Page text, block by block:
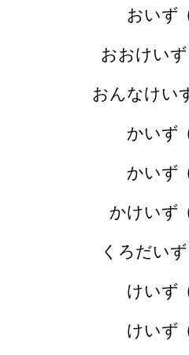
おいず
おおけいず
おんなけい
かいず
かいず
かけいず
くろだいず
けいず
けいず